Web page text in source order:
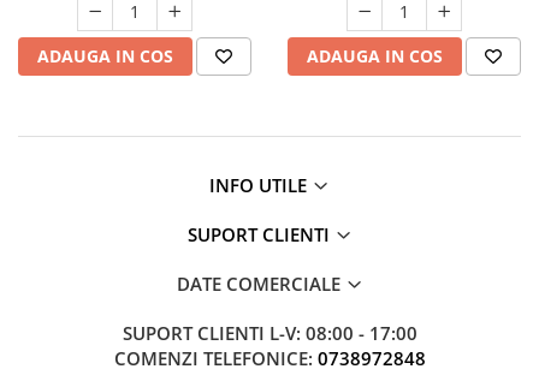
Beauty of Joseon
PETITFEE
DELLA BORN
Resveratrol
Scortisoara
ADAUGA IN COS ADAUGA IN COS
INFO UTILE
SUPORT CLIENTI
DATE COMERCIALE
SUPORT CLIENTI L-V: 08:00 - 17:00
COMENZI TELEFONICE: 0738972848